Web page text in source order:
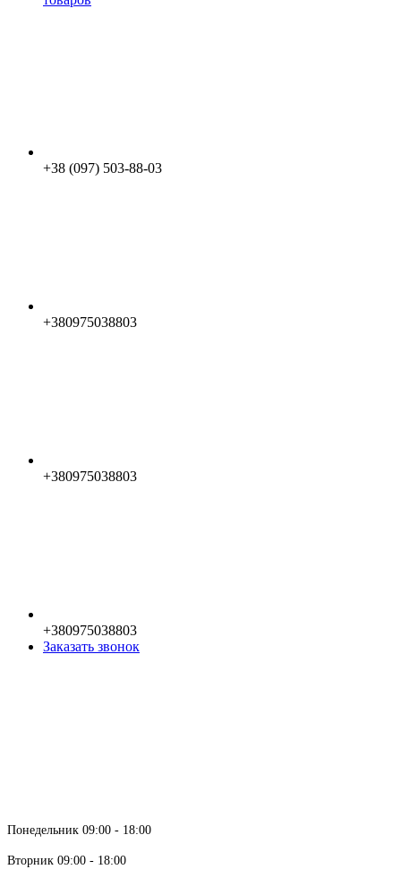
+38 (097) 503-88-03
+380975038803
+380975038803
+380975038803
Заказать звонок
Понедельник 09:00 - 18:00
Вторник 09:00 - 18:00